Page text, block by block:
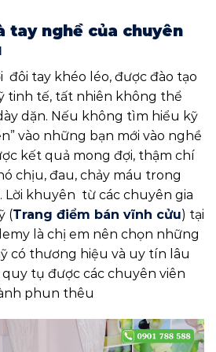
tay nghề của chuyên
đôi tay khéo léo, được đào tạo
tinh tế, tất nhiên không thể
dặn. Nếu không tìm hiểu kỹ
vào những bạn mới vào nghề
kết quả mong đợi, thậm chí
chịu, đau, chảy máu trong
khuyên từ các chuyên gia
(Trang điểm bán vĩnh cửu) tại
là chị em nên chọn những
có thương hiệu và uy tín lâu
tụ được các chuyên viên
phun thêu